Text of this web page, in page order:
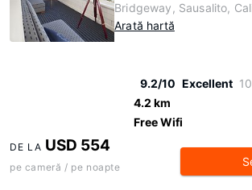
Bridgeway, Sausalito,
Arată hartă
9.2/10 Excellent
4.2 km
Free Wifi
DE LA USD 554
pe cameră / pe noapte